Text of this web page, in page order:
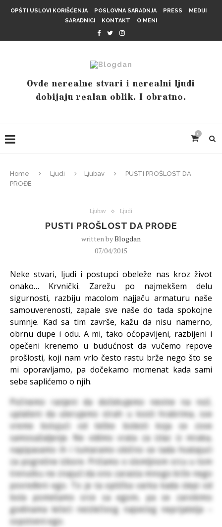
OPŠTI USLOVI KORIŠĆENJA POSLOVNA SARADNJA PRESS
MEDIJI
SARADNICI
KONTAKT O MENI
Ovde nerealne stvari i nerealni ljudi
dobijaju realan oblik. I obratno.
0
Home Ljudi Ljubav
PUSTI PROŠLOST DA
PROĐE
Ljubav Ljudi
PUSTI PROŠLOST DA PROĐE
written byBlogdan
07/04/2015
Neke stvari, ljudi i postupci obeleže nas kroz život
onako… Krvnički. Zarežu po najmekšem delu
sigurnosti, razbiju macolom najjaču armaturu naše
samouverenosti, zapale sve naše do tada spokojne
sumnje. Kad sa tim završe, kažu da nisu namerno,
obrnu dupe i odu. A mi, tako oćopavljeni, razbijeni i
opečeni krenemo u budućnost da vučemo repove
prošlosti, koji nam vrlo često rastu brže nego što se
mi oporavljamo, pa dočekamo momenat kada sami
sebe saplićemo o njih.
Počnemo ranjeni da dočekujemo nevine na nož,
uplašeni da uterujemo strah u kosti hrabrima, sve
vreme bolujući od teške bolesti koja se zove
samosažaljenje. Ne vidimo vrata za izlaz iz mraka,
napipavamo ih i tumaramo obično se tada hvatajući
za pogrešne izbore. Pričamo o slomljnom srcu u tom
trenutku ne znajući da ono zarasta mnogo brže nego
povređeni ego. To je ta optička varka kada slepi od
bola pomešamo srce sa egom, pa se zarobimo
godinama lečeći neizlečivog najvećeg neprijatelja –
sopstveni ego.